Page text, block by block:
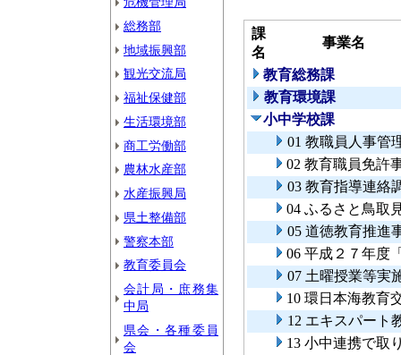
総務部
地域振興部
観光交流局
福祉保健部
生活環境部
商工労働部
農林水産部
水産振興局
県土整備部
警察本部
教育委員会
会計局・庶務集
中局
県会・各種委員
会
課
名
事業名
教育総務課
教育環境課
小中学校課
01 教職員人事管
02 教育職員免許
03 教育指導連絡
04 ふるさと鳥取
05 道徳教育推進
06 平成２７年度
07 土曜授業等実
10 環日本海教育
12 エキスパート
13 小中連携で取